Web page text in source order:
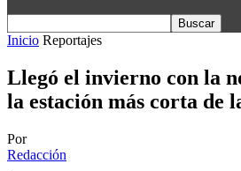
Inicio Reportajes
Llegó el invierno con la
la estación más corta de
Por
Redacción